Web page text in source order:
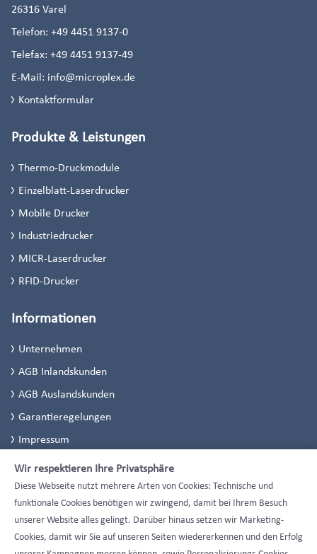
26316 Varel
Telefon: +49 4451 9137-0
Telefax: +49 4451 9137-49
E-Mail: info@microplex.de
Kontaktformular
Produkte & Leistungen
Thermo-Druckmodule
Einzelblatt-Laserdrucker
Mobile Drucker
Industriedrucker
MICR-Laserdrucker
RFID-Drucker
Informationen
Unternehmen
AGB Inlandskunden
AGB Auslandskunden
Garantieregelungen
Impressum
Datenschutzerklärung
Datenschutzeinstellungen
Wir respektieren Ihre Privatsphäre
Diese Webseite nutzt mehrere Arten von Cookies: Technische und
funktionale Cookies benötigen wir zwingend, damit bei Ihrem Besuch
unserer Website alles gelingt. Darüber hinaus setzen wir Marketing-
Cookies, damit wir Sie auf unseren Seiten wiedererkennen und den Erfolg